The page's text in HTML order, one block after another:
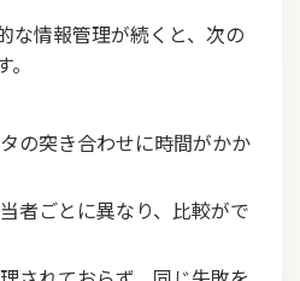
な情報管理が続くと、次の
の突き合わせに時間がかか
者ごとに異なり、比較がで